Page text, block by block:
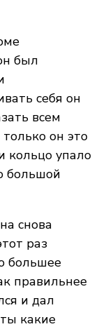
был
себя он
всем
он это
кольцо упало
большой
снова
раз
большее
правильнее
и дал
какие